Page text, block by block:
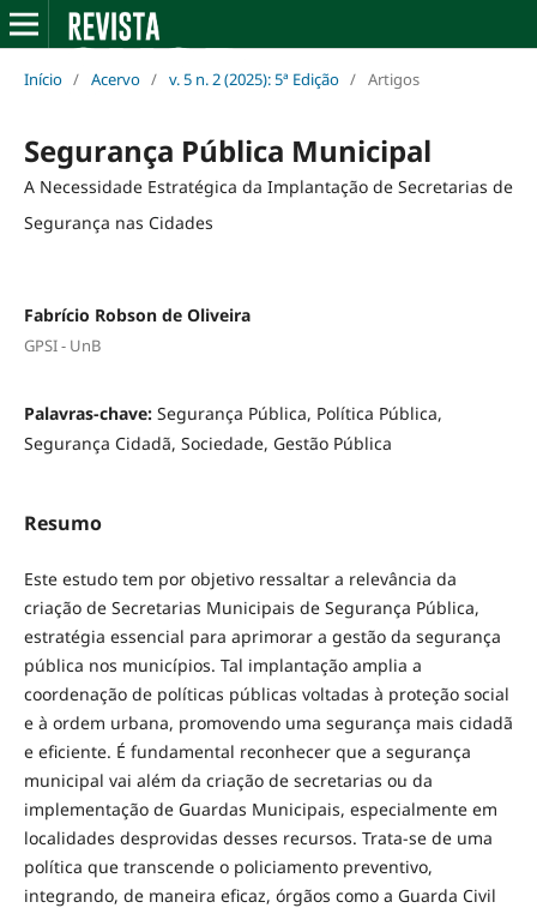
Início / Acervo / v. 5 n. 2 (2025): 5ª Edição / Artigos
Segurança Pública Municipal
A Necessidade Estratégica da Implantação de Secretarias de
Segurança nas Cidades
Fabrício Robson de Oliveira
GPSI - UnB
Palavras-chave: Segurança Pública, Política Pública,
Segurança Cidadã, Sociedade, Gestão Pública
Resumo
Este estudo tem por objetivo ressaltar a relevância da
criação de Secretarias Municipais de Segurança Pública,
estratégia essencial para aprimorar a gestão da segurança
pública nos municípios. Tal implantação amplia a
coordenação de políticas públicas voltadas à proteção social
e à ordem urbana, promovendo uma segurança mais cidadã
e eficiente. É fundamental reconhecer que a segurança
municipal vai além da criação de secretarias ou da
implementação de Guardas Municipais, especialmente em
localidades desprovidas desses recursos. Trata-se de uma
política que transcende o policiamento preventivo,
integrando, de maneira eficaz, órgãos como a Guarda Civil